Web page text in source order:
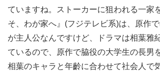
ていますね。ストーカーに狙われる一家
そ、わが家へ』(フジテレビ系)は、原作
が主人公なんですけど、ドラマは相葉雅
ているので、原作で脇役の大学生の長男
相葉のキャラと年齡に合わせて社会人で